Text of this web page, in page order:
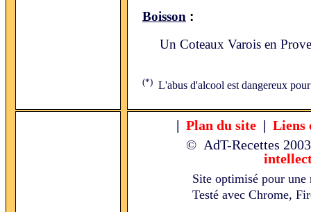
Boisson :
Un Coteaux Varois en
(*) L'abus d'alcool est dangereux
| Plan du site | Liens
© AdT-Recettes
Site optimisé pour
Testé avec Chrome,